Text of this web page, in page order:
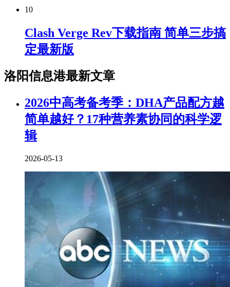
10
Clash Verge Rev下载指南 简单三步搞
定最新版
洛阳信息港最新文章
2026中高考备考季：DHA产品配方越
简单越好？17种营养素协同的科学逻
辑
2026-05-13